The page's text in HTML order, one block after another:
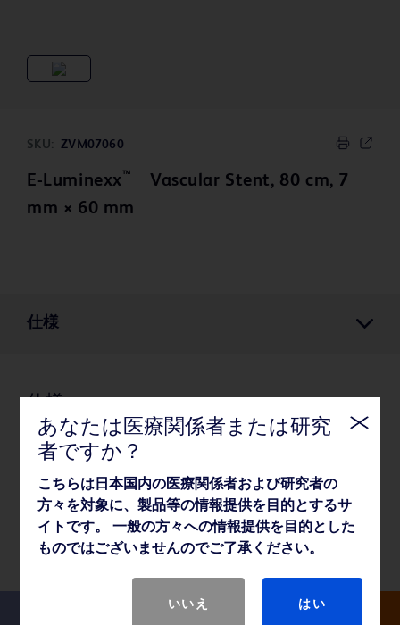
SKU: ZVM07060
E-Luminexx™
Vascular Stent, 80 cm, 7
mm × 60 mm
仕様
仕様
薬事・その他情報
製品基本仕様
あなたは医療関係者または研究
者ですか？
こちらは日本国内の医療関係者および研究者の
方々を対象に、製品等の情報提供を目的とするサ
イトです。 一般の方々への情報提供を目的とした
ものではございませんのでご了承ください。
いいえ はい